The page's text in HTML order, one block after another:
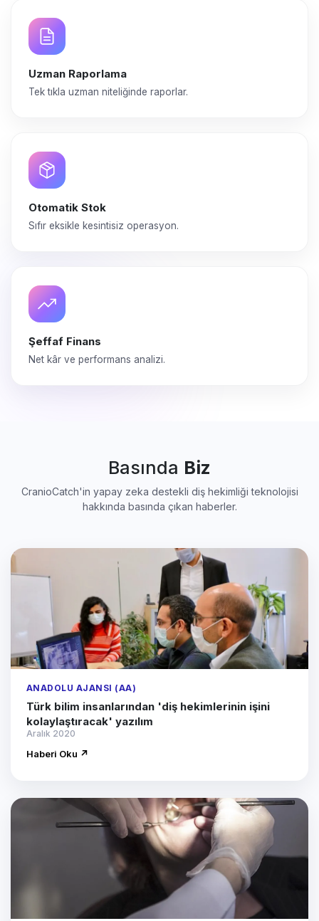
Uzman Raporlama
Tek tıkla uzman niteliğinde raporlar.
Otomatik Stok
Sıfır eksikle kesintisiz operasyon.
Şeffaf Finans
Net kâr ve performans analizi.
Basında Biz
CranioCatch'in yapay zeka destekli diş hekimliği teknolojisi
hakkında basında çıkan haberler.
ANADOLU AJANSI (AA)
Türk bilim insanlarından 'diş hekimlerinin işini
kolaylaştıracak' yazılım
Aralık 2020
Haberi Oku ↗